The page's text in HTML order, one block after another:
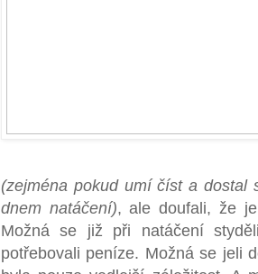
(zejména pokud umí číst a dostal
dnem natáčení), ale doufali, že
Možná se již při natáčení
potřebovali peníze. Možná se jeli